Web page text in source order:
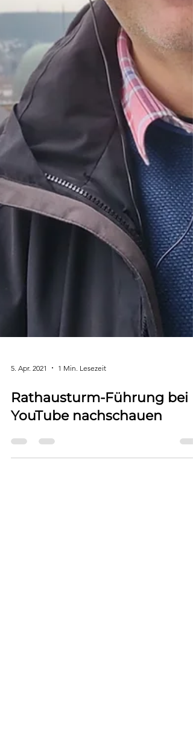
5. Apr. 2021 1 Min. Lesezeit
Rathausturm-Führung bei
YouTube nachschauen